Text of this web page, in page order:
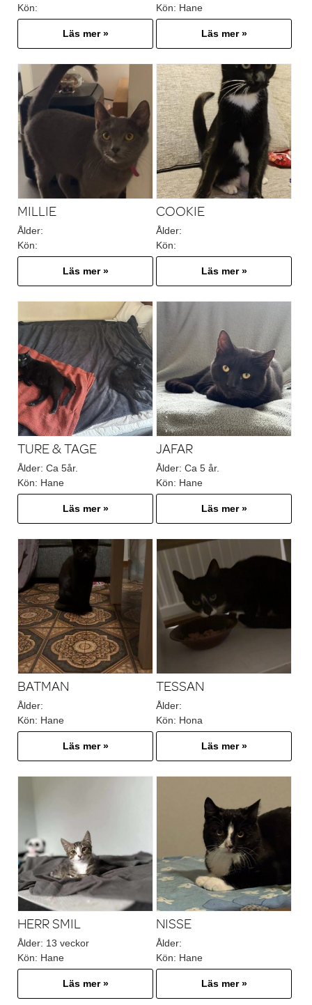
Kön:
Läs mer »
Kön: Hane
Läs mer »
MILLIE
Ålder:
Kön:
Läs mer »
COOKIE
Ålder:
Kön:
Läs mer »
TURE & TAGE
Ålder: Ca 5år.
Kön: Hane
Läs mer »
JAFAR
Ålder: Ca 5 år.
Kön: Hane
Läs mer »
BATMAN
Ålder:
Kön: Hane
Läs mer »
TESSAN
Ålder:
Kön: Hona
Läs mer »
HERR SMIL
Ålder: 13 veckor
Kön: Hane
Läs mer »
NISSE
Ålder:
Kön: Hane
Läs mer »